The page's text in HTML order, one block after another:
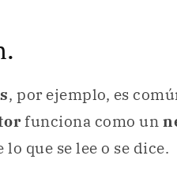
, por ejemplo, es
funciona como un
lo que se lee o se dice.